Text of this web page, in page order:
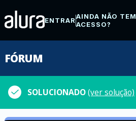
ENTRARAINDA NÃO TEM
ACESSO?
FÓRUM
SOLUCIONADO(ver solução)